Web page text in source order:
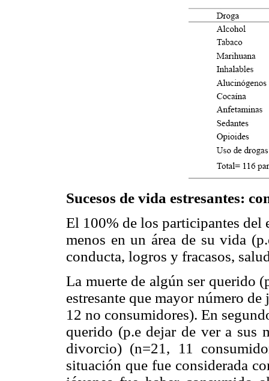
Sucesos de vida estresantes:
El 100% de los participantes del
menos en un área de su vida
conducta, logros y fracasos,
La muerte de algún ser querido
estresante que mayor número
12 no consumidores). En
querido (p.e dejar de ver a sus
divorcio) (n=21, 11
situación que fue considerada